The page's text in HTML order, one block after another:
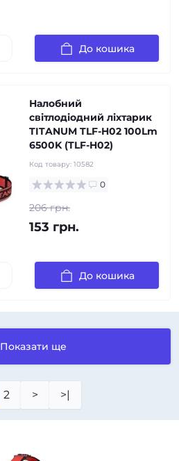
До кошика
Налобний
світлодіодний ліхтарик
TITANUM TLF-H02 100Lm
6500K (TLF-H02)
Код товару: 10582
0
206 грн.
153 грн.
До кошика
Показати ще
2 > >|